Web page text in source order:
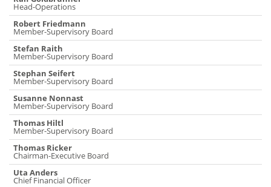
Head-Operations
Robert Friedmann
Member-Supervisory Board
Stefan Raith
Member-Supervisory Board
Stephan Seifert
Member-Supervisory Board
Susanne Nonnast
Member-Supervisory Board
Thomas Hiltl
Member-Supervisory Board
Thomas Ricker
Chairman-Executive Board
Uta Anders
Chief Financial Officer